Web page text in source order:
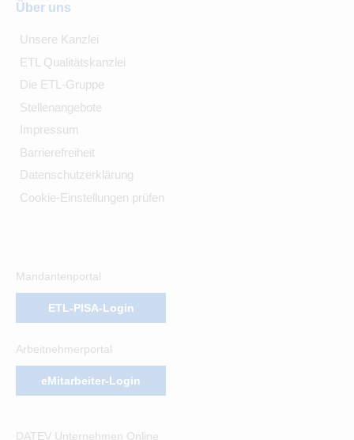
Über uns
Unsere Kanzlei
ETL Qualitätskanzlei
Die ETL-Gruppe
Stellenangebote
Impressum
Barrierefreiheit
Datenschutzerklärung
Cookie-Einstellungen prüfen
Mandantenportal
ETL-PISA-Login
Arbeitnehmerportal
eMitarbeiter-Login
DATEV Unternehmen Online